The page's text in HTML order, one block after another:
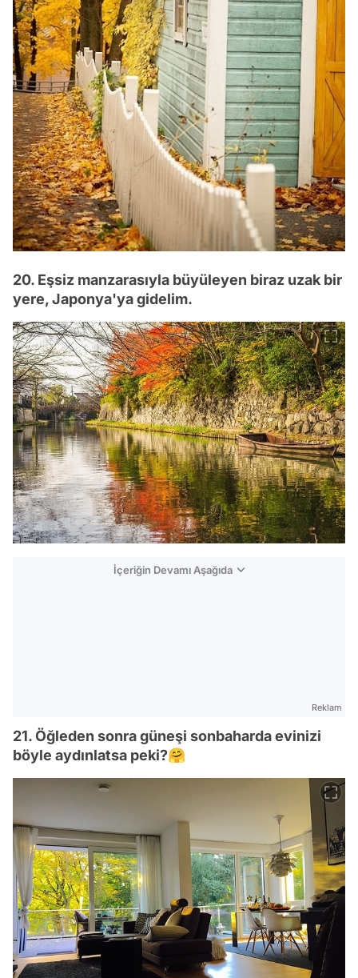
20. Eşsiz manzarasıyla büyüleyen biraz uzak bir
yere, Japonya'ya gidelim.
İçeriğin Devamı Aşağıda
Reklam
21. Öğleden sonra güneşi sonbaharda evinizi
böyle aydınlatsa peki?🤗